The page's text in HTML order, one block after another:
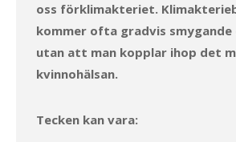
oss förklimakteriet.
kommer ofta gradvis smygande
utan att man kopplar ihop det
kvinnohälsan.
Tecken kan vara: